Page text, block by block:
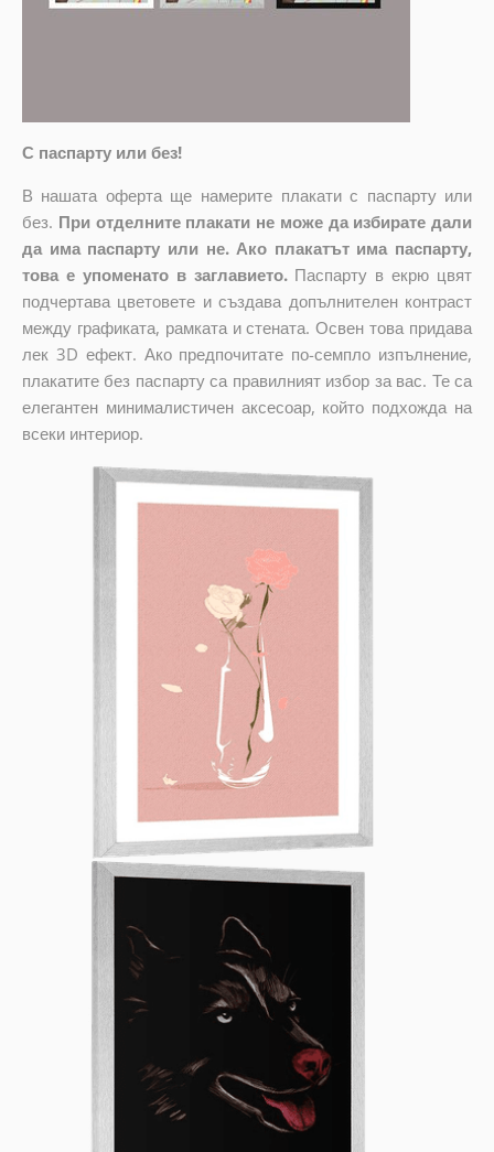
С паспарту или без!
В нашата оферта ще намерите плакати с паспарту или
без. При отделните плакати не може да избирате дали
да има паспарту или не. Ако плакатът има паспарту,
това е упоменато в заглавието. Паспарту в екрю цвят
подчертава цветовете и създава допълнителен контраст
между графиката, рамката и стената. Освен това придава
лек 3D ефект. Ако предпочитате по-семпло изпълнение,
плакатите без паспарту са правилният избор за вас. Те са
елегантен минималистичен аксесоар, който подхожда на
всеки интериор.